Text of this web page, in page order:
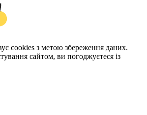
cookies з метою збереження даних.
сайтом, ви погоджуєтеся із